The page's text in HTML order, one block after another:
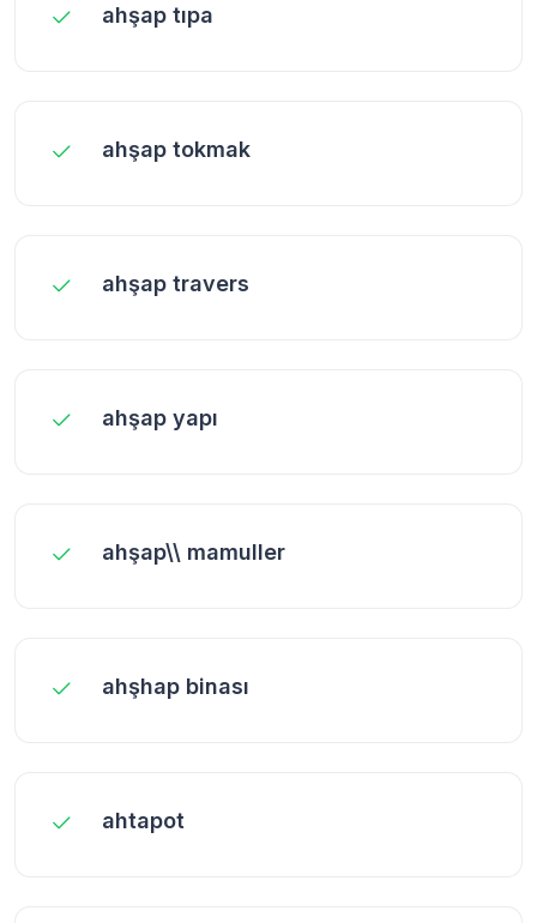
ahşap tıpa
ahşap tokmak
ahşap travers
ahşap yapı
ahşap\\ mamuller
ahşhap binası
ahtapot